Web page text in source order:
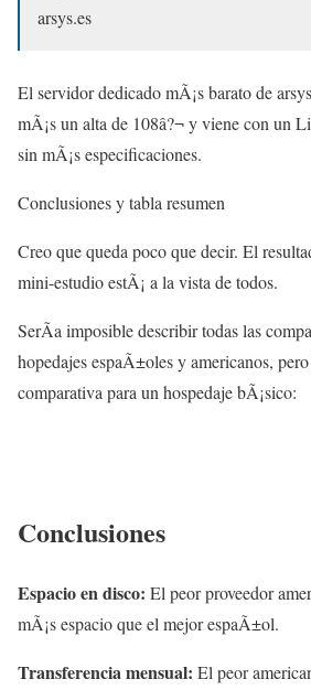
arsys.es
El servidor dedicado mÃ¡s barato de
mÃ¡s un alta de 108â?¬ y viene con un
sin mÃ¡s especificaciones.
Conclusiones y tabla resumen
Creo que queda poco que decir. El
mini-estudio estÃ¡ a la vista de todos.
SerÃ­a imposible describir todas las
hopedajes espaÃ±oles y americanos,
comparativa para un hospedaje bÃ¡sico:
Conclusiones
Espacio en disco: El peor proveedor
mÃ¡s espacio que el mejor espaÃ±ol.
Transferencia mensual: El peor